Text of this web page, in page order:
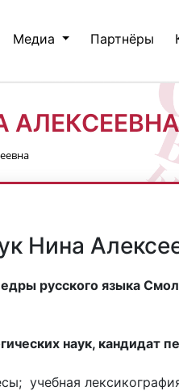
Медиа Партнёры
АЛЕКСЕЕВНА
Нина
русского языка
наук, кандидат
учебная